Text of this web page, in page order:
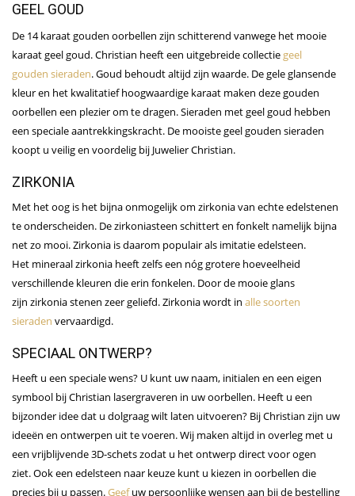
GEEL GOUD
De 14 karaat gouden oorbellen zijn schitterend vanwege het mooie
karaat geel goud. Christian heeft een uitgebreide collectie geel
gouden sieraden. Goud behoudt altijd zijn waarde. De gele glansende
kleur en het kwalitatief hoogwaardige karaat maken deze gouden
oorbellen een plezier om te dragen. Sieraden met geel goud hebben
een speciale aantrekkingskracht. De mooiste geel gouden sieraden
koopt u veilig en voordelig bij Juwelier Christian.
ZIRKONIA
Met het oog is het bijna onmogelijk om zirkonia van echte edelstenen
te onderscheiden. De zirkoniasteen schittert en fonkelt namelijk bijna
net zo mooi. Zirkonia is daarom populair als imitatie edelsteen.
Het mineraal zirkonia heeft zelfs een nóg grotere hoeveelheid
verschillende kleuren die erin fonkelen. Door de mooie glans
zijn zirkonia stenen zeer geliefd. Zirkonia wordt in alle soorten
sieraden vervaardigd.
SPECIAAL ONTWERP?
Heeft u een speciale wens? U kunt uw naam, initialen en een eigen
symbool bij Christian lasergraveren in uw oorbellen. Heeft u een
bijzonder idee dat u dolgraag wilt laten uitvoeren? Bij Christian zijn uw
ideeën en ontwerpen uit te voeren. Wij maken altijd in overleg met u
een vrijblijvende 3D-schets zodat u het ontwerp direct voor ogen
ziet. Ook een edelsteen naar keuze kunt u kiezen in oorbellen die
precies bij u passen.Geefuw persoonlijke wensen aan bij de bestelling